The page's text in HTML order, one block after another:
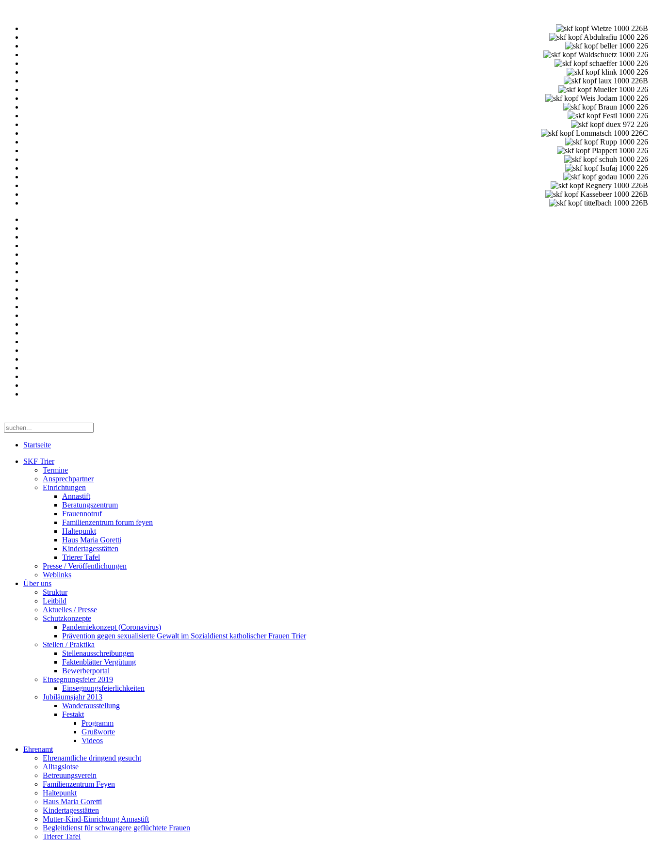
Startseite
SKF Trier
Termine
Ansprechpartner
Einrichtungen
Annastift
Beratungszentrum
Frauennotruf
Familienzentrum forum feyen
Haltepunkt
Haus Maria Goretti
Kindertagesstätten
Trierer Tafel
Presse / Veröffentlichungen
Weblinks
Über uns
Struktur
Leitbild
Aktuelles / Presse
Schutzkonzepte
Pandemiekonzept (Coronavirus)
Prävention gegen sexualisierte Gewalt im Sozialdienst katholischer Frauen Trier
Stellen / Praktika
Stellenausschreibungen
Faktenblätter Vergütung
Bewerberportal
Einsegnungsfeier 2019
Einsegnungsfeierlichkeiten
Jubiläumsjahr 2013
Wanderausstellung
Festakt
Programm
Grußworte
Videos
Ehrenamt
Ehrenamtliche dringend gesucht
Alltagslotse
Betreuungsverein
Familienzentrum Feyen
Haltepunkt
Haus Maria Goretti
Kindertagesstätten
Mutter-Kind-Einrichtung Annastift
Begleitdienst für schwangere geflüchtete Frauen
Trierer Tafel